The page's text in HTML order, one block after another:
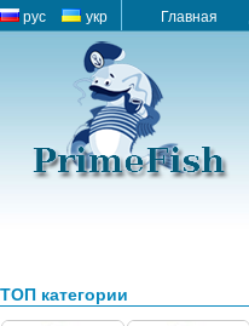
рус укр Главная
ТОП категории